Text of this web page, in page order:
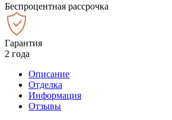
Беспроцентная рассрочка
Гарантия
2 года
Описание
Отделка
Информация
Отзывы